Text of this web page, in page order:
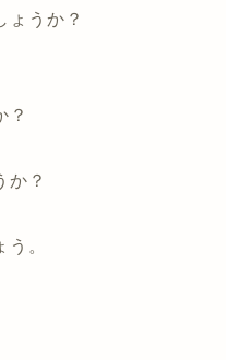
ょうか？
？
か？
。